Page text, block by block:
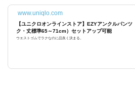
www.uniqlo.com
【ユニクロオンラインストア】EZYアンクルパン
ク・丈標準65～71cm）セットアップ可能
ウエストゴムでラクなのに品良く決まる。